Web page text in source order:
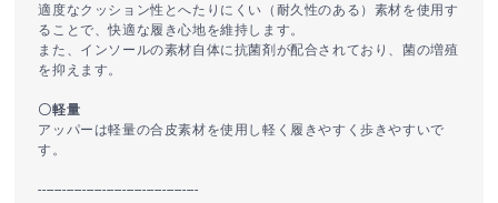
適度なクッション性とへたりにくい（耐久性のある）素材を使用す
ることで、快適な履き心地を維持します。
また、インソールの素材自体に抗菌剤が配合されており、菌の増殖
を抑えます。
〇軽量
アッパーは軽量の合皮素材を使用し軽く履きやすく歩きやすいで
す。
----------------------------------------